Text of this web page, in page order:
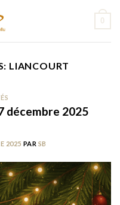
0
LIANCOURT
décembre 2025
2025 PAR SB